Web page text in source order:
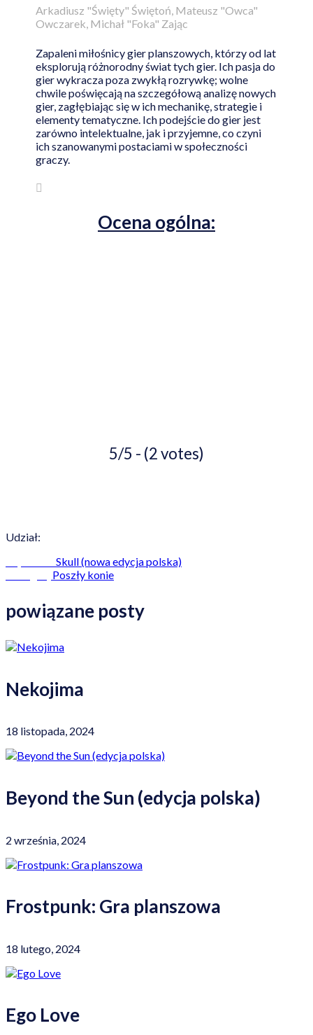
Arkadiusz "Święty" Świętoń, Mateusz "Owca"
Owczarek, Michał "Foka" Zając
Zapaleni miłośnicy gier planszowych, którzy od lat
eksplorują różnorodny świat tych gier. Ich pasja do
gier wykracza poza zwykłą rozrywkę; wolne
chwile poświęcają na szczegółową analizę nowych
gier, zagłębiając się w ich mechanikę, strategie i
elementy tematyczne. Ich podejście do gier jest
zarówno intelektualne, jak i przyjemne, co czyni
ich szanowanymi postaciami w społeczności
graczy.
Ocena ogólna:
5/5 - (2 votes)
Udział:
Skull (nowa edycja polska)
Poszły konie
powiązane posty
Nekojima
18 listopada, 2024
Beyond the Sun (edycja polska)
2 września, 2024
Frostpunk: Gra planszowa
18 lutego, 2024
Ego Love